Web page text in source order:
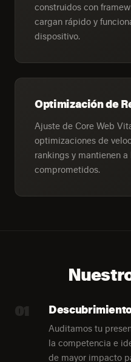
construidos con
cargan rápido y
dispositivo.
Optimización de
Ajuste de Core Web
optimizaciones de
rankings y mantienen a
comprometidos.
01
Auditamos tu
la competencia e
de mayor impacto